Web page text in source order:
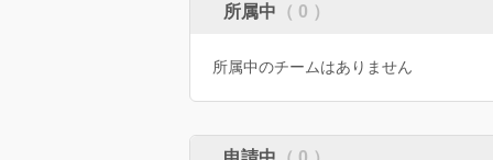
所属中 （ 0 ）
所属中のチームはありません